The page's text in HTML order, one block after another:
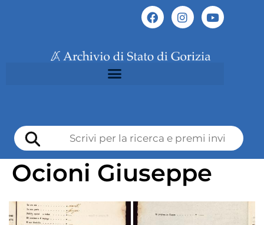
Ocioni Giuseppe